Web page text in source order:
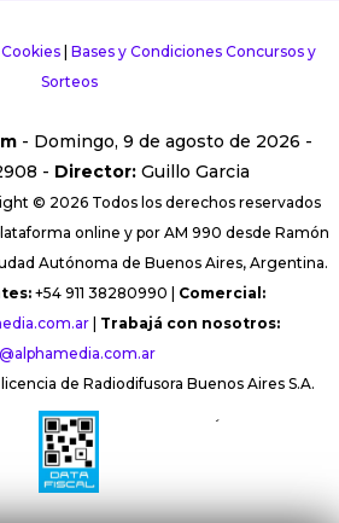
| Bases y Condiciones Concursos y
Sorteos
- Domingo, 9 de agosto de 2026 -
- Director:Guillo Garcia
© 2026 Todos los derechos reservados
online y por AM 990 desde Ramón
Autónoma de Buenos Aires, Argentina.
+54 911 38280990 | Comercial:
| Trabajá con nosotros:
de Radiodifusora Buenos Aires S.A.
´